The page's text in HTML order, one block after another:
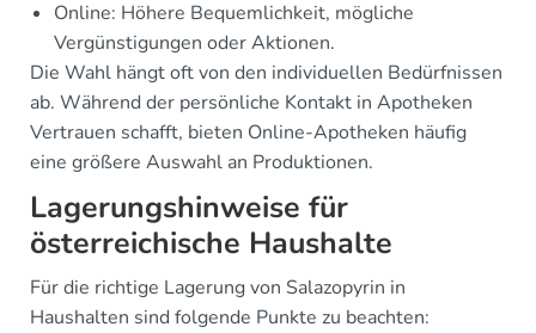
Online: Höhere Bequemlichkeit, mögliche
Vergünstigungen oder Aktionen.
Die Wahl hängt oft von den individuellen Bedürfnissen
ab. Während der persönliche Kontakt in Apotheken
Vertrauen schafft, bieten Online-Apotheken häufig
eine größere Auswahl an Produktionen.
Lagerungshinweise für
österreichische Haushalte
Für die richtige Lagerung von Salazopyrin in
Haushalten sind folgende Punkte zu beachten: